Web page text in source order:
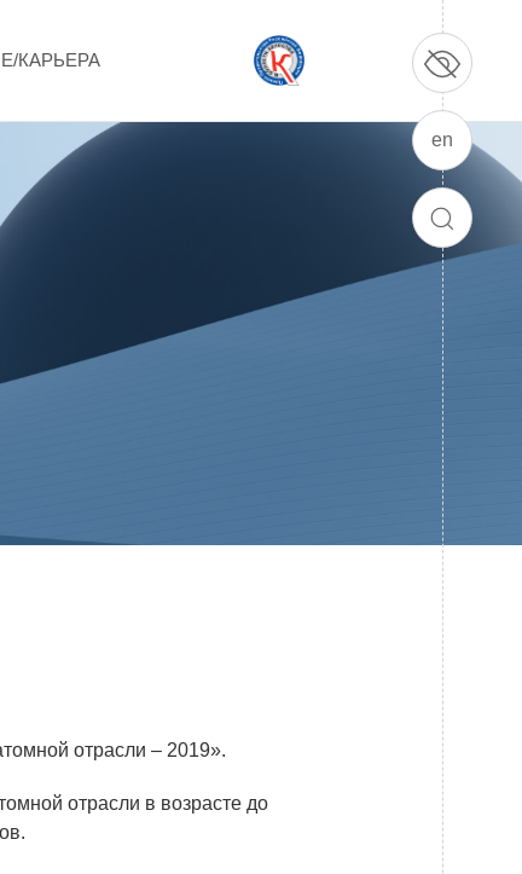
КАРЬЕРА
ПРОДУКЦИЯ И УСЛУГИ
и ПО (Дополнительное
профессиональное образование и
профессиональное обучение)
Лазерные технологии
гражданской продукции
ЦЕНТР
отрасли – 2019».
отрасли в возрасте до
en